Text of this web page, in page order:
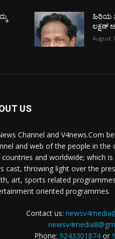
ಹಿರಿಯ
ಲಕ್ಷಣ್
August
US
Channel and V4news.Com
and web of the people in the
countries and worldwide; which
cast, throwing light over the
art, sports related
oriented programmes.
Contact us:
Phone: 9243301874 or